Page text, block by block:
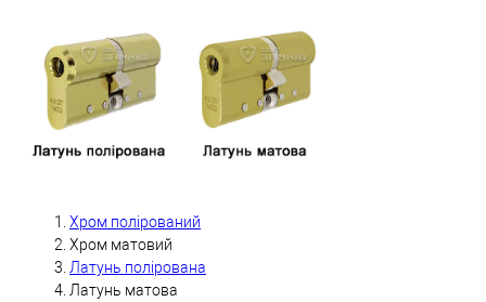
Хром полірований
Хром матовий
Латунь полірована
Латунь матова